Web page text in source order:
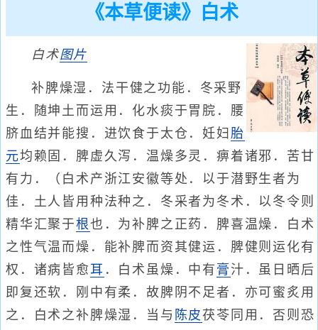
《本草便读》白术
白术图片
补脾燥湿．法干健之功能．冬采野
生．随坤土而运用．化水痰于胃脘．腰
脐血结并能搜．进饮食于太仓．妊妇 胎
元均赖固．脾虚久泻．温燥多灵．痹着诸邪．苦甘
有力．（白术产浙江安徽等处．以于潜野生者为
佳．土人皆用种法种之．冬采者为冬术．以冬令则
精华汇聚于根也．为补脾之正药．脾喜温燥．白术
之性气温而燥．能补脾而资其健运．脾健则运化有
权．诸病皆愈 耳 ．白术虽燥．中有 膏 汁．虽日晒后
即复还软．刚中有柔．故脾阴不足者．亦可蜜炙用
之．白术之补脾燥湿．当与 陈皮茯苓同用．否则恐